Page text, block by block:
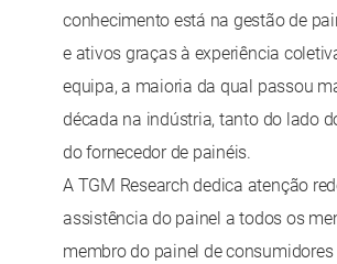
conhecimento está na gestão de
e ativos graças à experiência
equipa, a maioria da qual passou
década na indústria, tanto do lado
do fornecedor de painéis.
A TGM Research dedica atenção
assistência do painel a todos os
membro do painel de consumidores